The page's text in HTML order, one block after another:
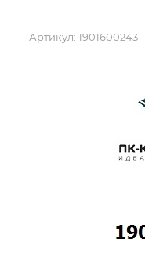
Артикул: 1901600243